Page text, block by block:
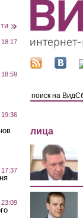
18:17
18:59
19:36
лица